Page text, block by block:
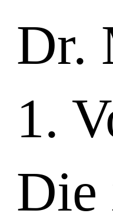
Dr.
1.
Die